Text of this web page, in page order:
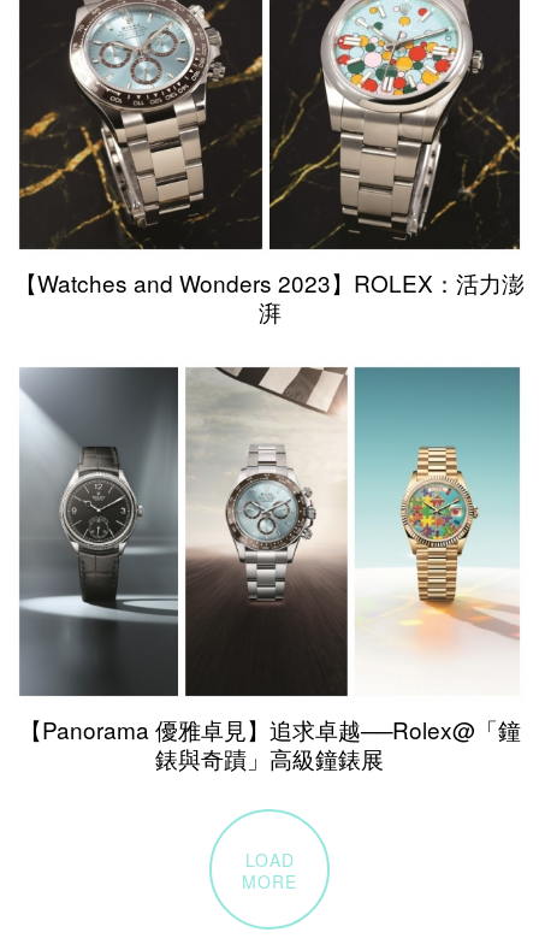
【Watches and Wonders 2023】ROLEX：活力澎
湃
【Panorama 優雅卓見】追求卓越──Rolex@「鐘
錶與奇蹟」高級鐘錶展
LOAD
MORE